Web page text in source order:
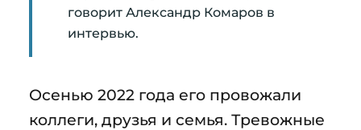
говорит Александр Комаров в
интервью.
Осенью 2022 года его провожали
коллеги, друзья и семья. Тревожные